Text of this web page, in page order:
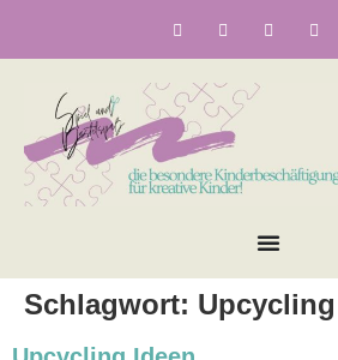
Schlagwort: Upcycling